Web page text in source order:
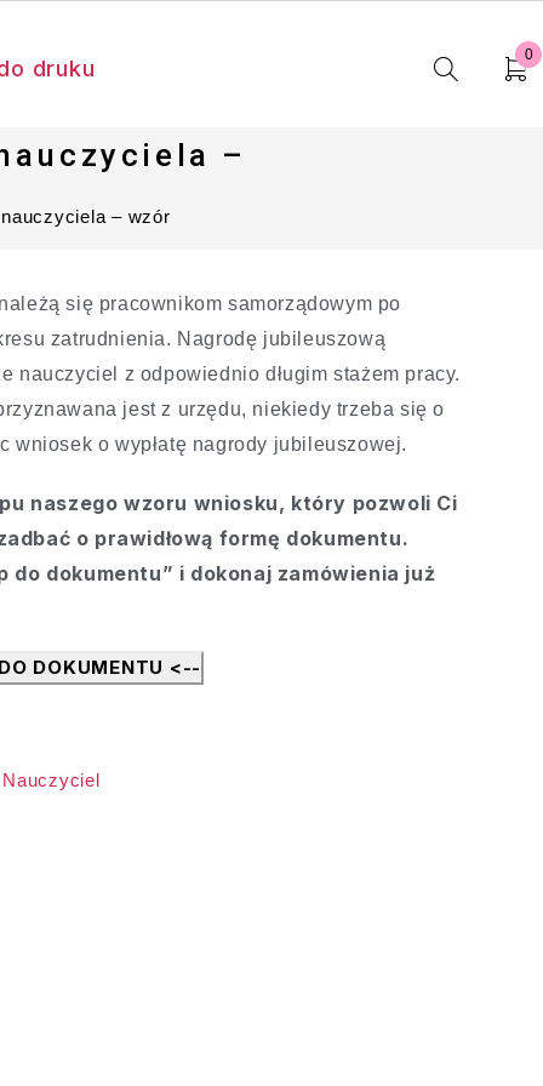
druku
0
–
– wzór
się pracownikom samorządowym po
zatrudnienia. Nagrodę jubileuszową
nauczyciel z odpowiednio długim stażem pracy.
jest z urzędu, niekiedy trzeba się o
wniosek o wypłatę nagrody jubileuszowej.
naszego wzoru wniosku, który pozwoli Ci
o prawidłową formę dokumentu.
do dokumentu” i dokonaj zamówienia już
DOKUMENTU <--
Nauczyciel